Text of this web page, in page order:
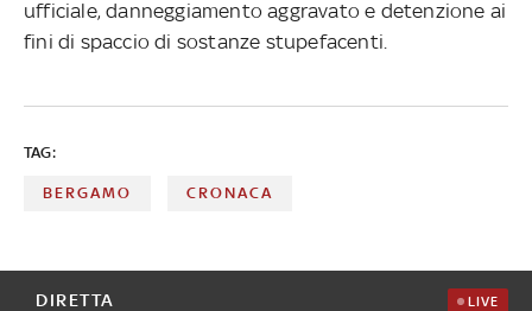
ufficiale, danneggiamento aggravato e detenzione ai
fini di spaccio di sostanze stupefacenti.
TAG:
BERGAMO CRONACA
DIRETTA LIVE